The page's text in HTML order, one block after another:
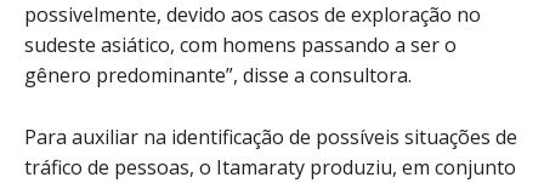
possivelmente, devido aos casos de exploração no
sudeste asiático, com homens passando a ser o
gênero predominante”, disse a consultora.
Para auxiliar na identificação de possíveis situações de
tráfico de pessoas, o Itamaraty produziu, em conjunto